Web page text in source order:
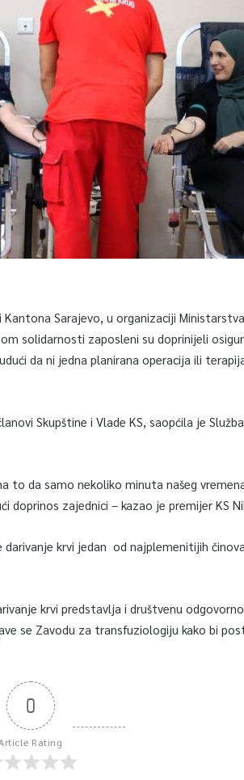
Sarajevo, u organizaciji
solidarnosti zaposleni su doprinijeli
da ni jedna planirana operacija ili
Skupštine i Vlade KS, saopćila je
to da samo nekoliko minuta našeg
zajednici – kazao je premijer KS
darivanje krvi jedan od najplemenitijih
krvi predstavlja i društvenu
se Zavodu za transfuziologiju kako bi
0
Rating